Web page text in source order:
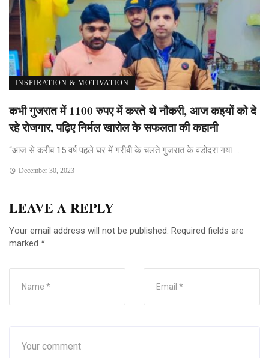
INSPIRATION & MOTIVATION
कभी गुजरात में 1100 रुपए में करते थे नौकरी, आज कइयों को दे
रहे रोजगार, पढ़िए निर्मल खारोल के सफलता की कहानी
“आज से करीब 15 वर्ष पहले घर में गरीबी के चलते गुजरात के वडोदरा गया ...
December 30, 2023
LEAVE A REPLY
Your email address will not be published. Required fields are
marked *